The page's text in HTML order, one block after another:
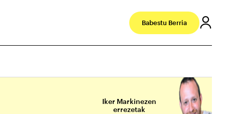
Babestu Berria
Iker Markinezen
errezetak